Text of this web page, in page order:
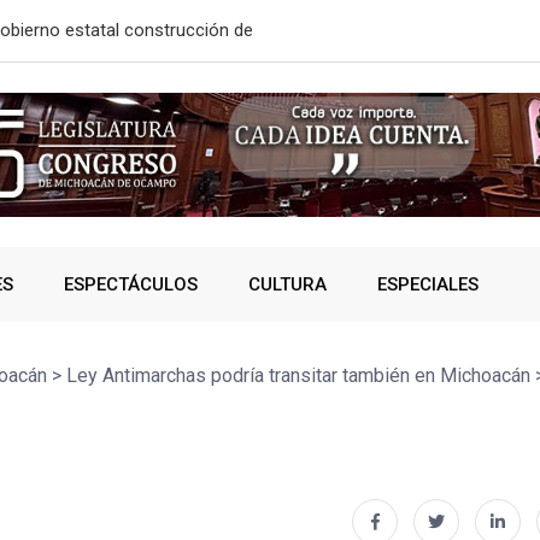
más
ESPECTÁCULOS CULTURA ESPECIALES
> Ley Antimarchas podría transitar también en Michoacán